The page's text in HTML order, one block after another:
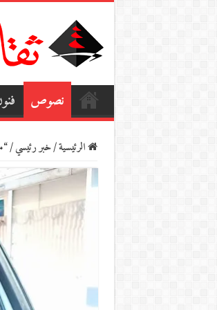
نصوص
الرئيسية/خبر رئيسي/